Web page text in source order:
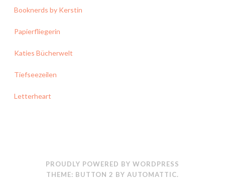
Booknerds by Kerstin
Papierfliegerin
Katies Bücherwelt
Tiefseezeilen
Letterheart
PROUDLY POWERED BY WORDPRESS
THEME: BUTTON 2 BY AUTOMATTIC.